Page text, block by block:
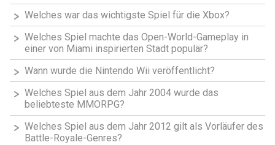
Welches war das wichtigste Spiel für die Xbox?
Welches Spiel machte das Open-World-Gameplay in
einer von Miami inspirierten Stadt populär?
Wann wurde die Nintendo Wii veröffentlicht?
Welches Spiel aus dem Jahr 2004 wurde das
beliebteste MMORPG?
Welches Spiel aus dem Jahr 2012 gilt als Vorläufer des
Battle-Royale-Genres?